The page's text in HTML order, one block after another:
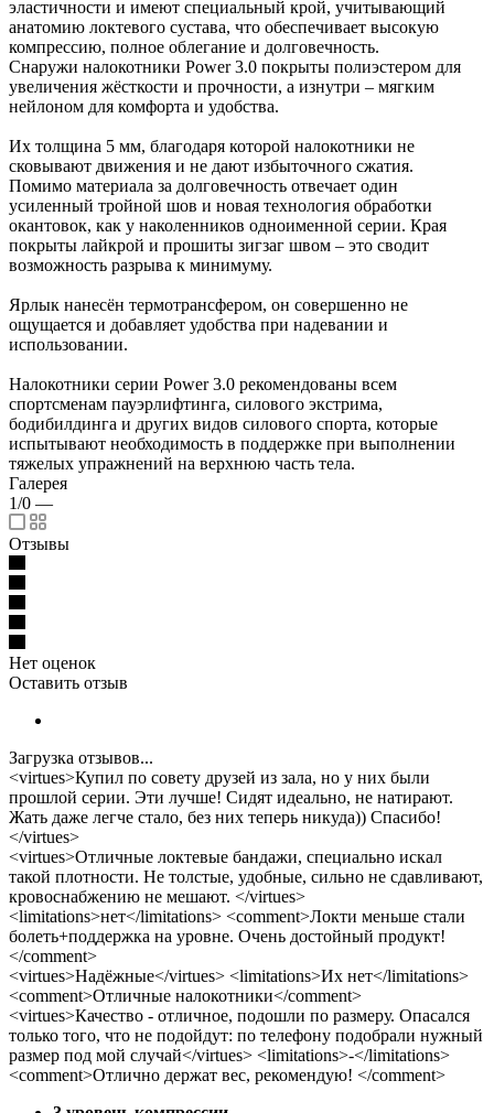
эластичности и имеют специальный крой, учитывающий
анатомию локтевого сустава, что обеспечивает высокую
компрессию, полное облегание и долговечность.
Снаружи налокотники Power 3.0 покрыты полиэстером для
увеличения жёсткости и прочности, а изнутри – мягким
нейлоном для комфорта и удобства.
Их толщина 5 мм, благодаря которой налокотники не
сковывают движения и не дают избыточного сжатия.
Помимо материала за долговечность отвечает один
усиленный тройной шов и новая технология обработки
окантовок, как у наколенников одноименной серии. Края
покрыты лайкрой и прошиты зигзаг швом – это сводит
возможность разрыва к минимуму.
Ярлык нанесён термотрансфером, он совершенно не
ощущается и добавляет удобства при надевании и
использовании.
Налокотники серии Power 3.0 рекомендованы всем
спортсменам пауэрлифтинга, силового экстрима,
бодибилдинга и других видов силового спорта, которые
испытывают необходимость в поддержке при выполнении
тяжелых упражнений на верхнюю часть тела.
Галерея
1/0 —
Отзывы
Нет оценок
Оставить отзыв
Загрузка отзывов...
<virtues>Купил по совету друзей из зала, но у них были
прошлой серии. Эти лучше! Сидят идеально, не натирают.
Жать даже легче стало, без них теперь никуда)) Спасибо!
</virtues>
<virtues>Отличные локтевые бандажи, специально искал
такой плотности. Не толстые, удобные, сильно не сдавливают,
кровоснабжению не мешают. </virtues>
<limitations>нет</limitations> <comment>Локти меньше стали
болеть+поддержка на уровне. Очень достойный продукт!
</comment>
<virtues>Надёжные</virtues> <limitations>Их нет</limitations>
<comment>Отличные налокотники</comment>
<virtues>Качество - отличное, подошли по размеру. Опасался
только того, что не подойдут: по телефону подобрали нужный
размер под мой случай</virtues> <limitations>-</limitations>
<comment>Отлично держат вес, рекомендую! </comment>